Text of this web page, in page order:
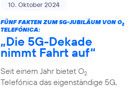
10. Oktober 2024
FÜNF FAKTEN ZUM 5G-JUBILÄUM VON O2
TELEFÓNICA:
„Die 5G-Dekade
nimmt Fahrt auf“
Seit einem Jahr bietet O2
Telefónica das eigenständige 5G,